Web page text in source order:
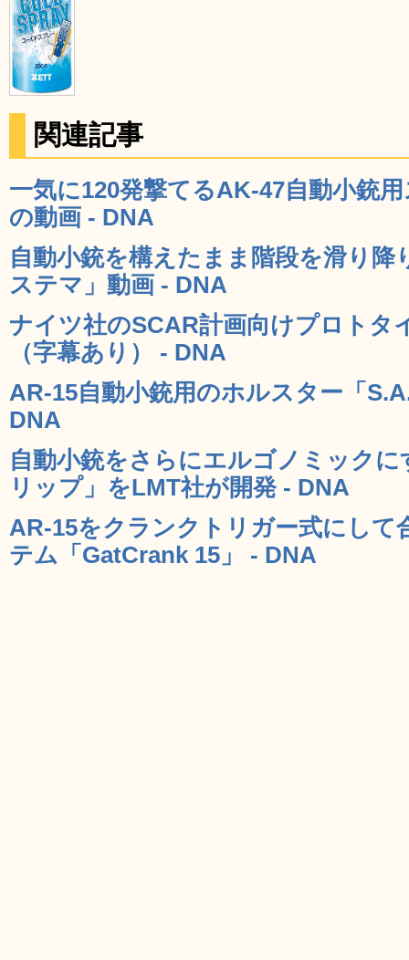
関連記事
一気に120発撃てるAK-47自動小銃
の動画 - DNA
自動小銃を構えたまま階段を滑り
ステマ」動画 - DNA
ナイツ社のSCAR計画向けプロトタ
（字幕あり） - DNA
AR-15自動小銃用のホルスター「
DNA
自動小銃をさらにエルゴノミック
リップ」をLMT社が開発 - DNA
AR-15をクランクトリガー式にして
テム「GatCrank 15」 - DNA